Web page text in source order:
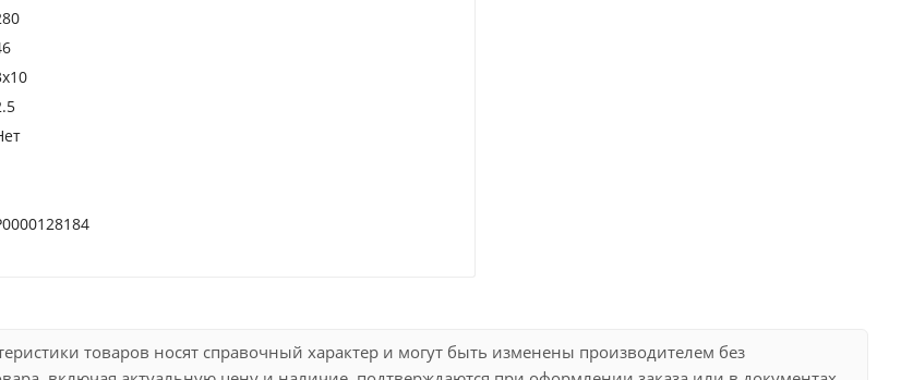
товаров носят справочный характер и могут быть изменены производителем без